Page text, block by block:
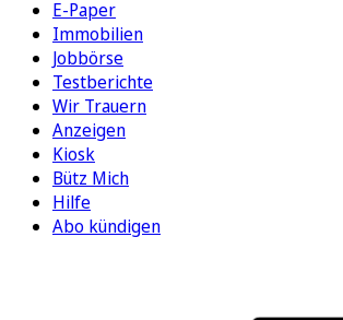
E-Paper
Immobilien
Jobbörse
Testberichte
Wir Trauern
Anzeigen
Kiosk
Bütz Mich
Hilfe
Abo kündigen